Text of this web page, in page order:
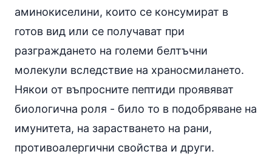
аминокиселини, които се консумират в
готов вид или се получават при
разграждането на големи белтъчни
молекули вследствие на храносмилането.
Някои от въпросните пептиди проявяват
биологична роля - било то в подобряване на
имунитета, на зарастването на рани,
противоалергични свойства и други.